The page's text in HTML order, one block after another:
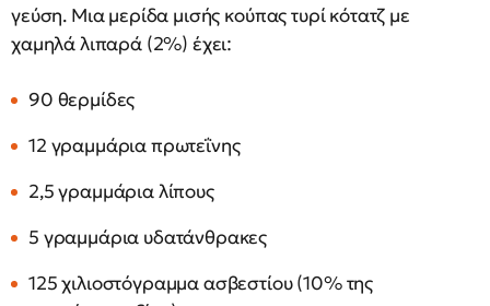
γεύση. Μια μερίδα μισής κούπας τυρί κότατζ με
χαμηλά λιπαρά (2%) έχει:
90 θερμίδες
12 γραμμάρια πρωτεΐνης
2,5 γραμμάρια λίπους
5 γραμμάρια υδατάνθρακες
125 χιλιοστόγραμμα ασβεστίου (10% της